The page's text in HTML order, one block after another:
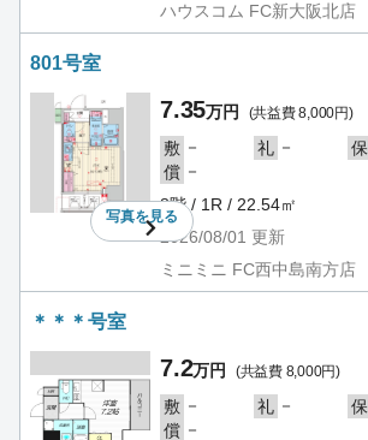
ハウスコム FC新大阪北店
801号室
写真を見る
7.35万円 (共益費 8,000円)
敷 － 礼 － 保
償 －
8階 / 1R / 22.54㎡
2026/08/01 更新
ミニミニ FC西中島南方店
＊＊＊号室
7.2万円 (共益費 8,000円)
敷 － 礼 － 保
償 －